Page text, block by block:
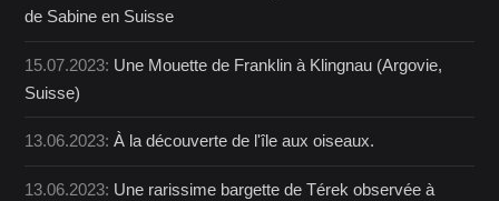
de Sabine en Suisse
15.07.2023: Une Mouette de Franklin à Klingnau (Argovie,
Suisse)
13.06.2023:À la découverte de l'île aux oiseaux.
13.06.2023: Une rarissime bargette de Térek observée à